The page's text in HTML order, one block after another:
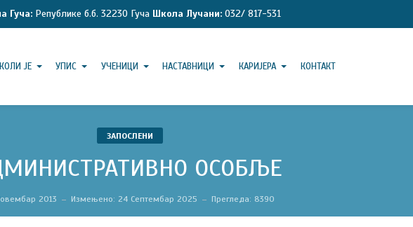
Гуча: Републике б.б. 32230 Гуча Школа Лучани: 032/ 817-531
ЈЕ УПИС УЧЕНИЦИ НАСТАВНИЦИ КАРИЈЕРА КОНТАКТ
ОСОБЉЕ
ЗАПОСЛЕНИ
2013 Измењено: 24 Септембар 2025 Прегледа: 8390